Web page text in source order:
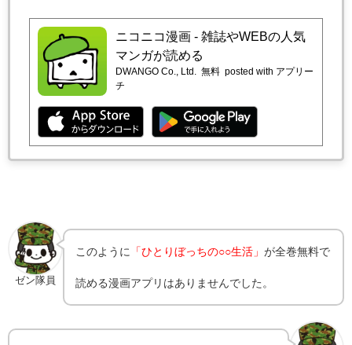
ニコニコ漫画 - 雑誌やWEBの人気
マンガが読める
DWANGO Co., Ltd. 無料 posted with アプリー
チ
ゼン隊員
このように 「ひとりぼっちの○○生活」が全巻無料で
読める漫画アプリはありませんでした。